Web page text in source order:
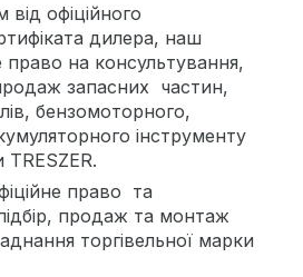
офіційного
дилера, наш
на консультування,
запасних частин,
бензомоторного,
інструменту
TRESZER.
право та
продаж та монтаж
торгівельної марки